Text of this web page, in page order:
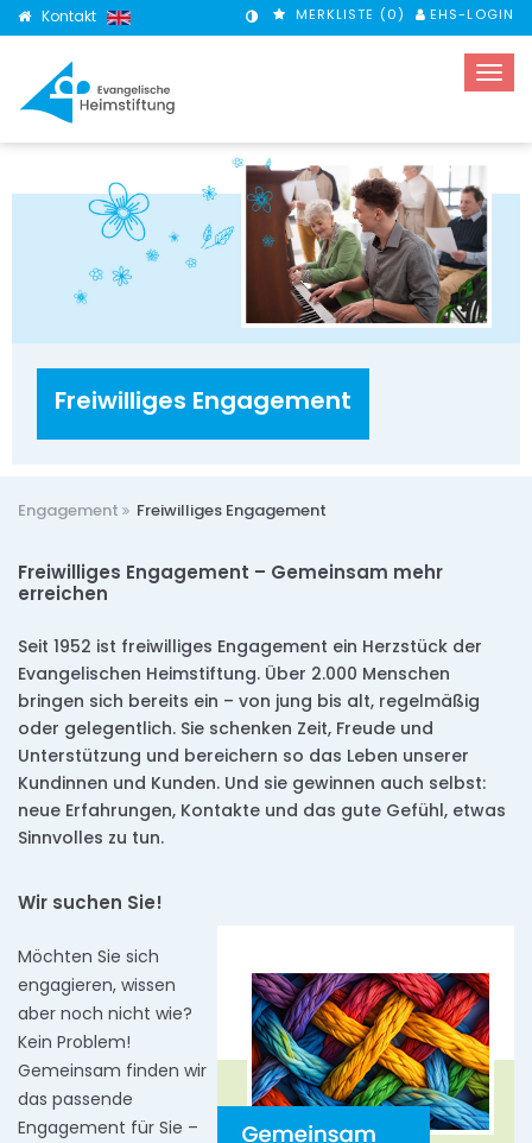
Kontakt
KONTRASTMODUS
MERKLISTE (0) EHS-LOGIN
Freiwilliges Engagement
Engagement Freiwilliges Engagement
Freiwilliges Engagement – Gemeinsam mehr
erreichen
Seit 1952 ist freiwilliges Engagement ein Herzstück der
Evangelischen Heimstiftung. Über 2.000 Menschen
bringen sich bereits ein – von jung bis alt, regelmäßig
oder gelegentlich. Sie schenken Zeit, Freude und
Unterstützung und bereichern so das Leben unserer
Kundinnen und Kunden. Und sie gewinnen auch selbst:
neue Erfahrungen, Kontakte und das gute Gefühl, etwas
Sinnvolles zu tun.
Wir suchen Sie!
Möchten Sie sich
engagieren, wissen
aber noch nicht wie?
Kein Problem!
Gemeinsam finden wir
das passende
Engagement für Sie –